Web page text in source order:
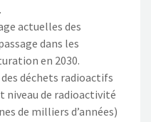
actuelles des
dans les
en 2030.
déchets radioactifs
niveau de radioactivité
de milliers d’années)